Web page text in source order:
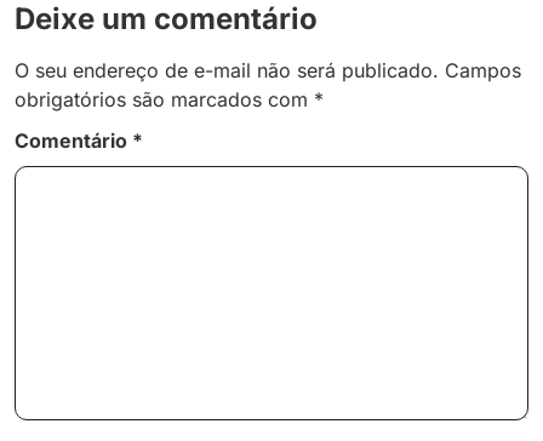
Deixe um comentário
O seu endereço de e-mail não será publicado. Campos
obrigatórios são marcados com *
Comentário *